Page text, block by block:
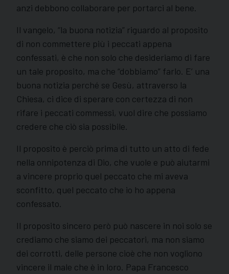
anzi debbono collaborare per portarci al bene.
Il vangelo, “la buona notizia” riguardo al proposito
di non commettere più i peccati appena
confessati, è che non solo che desideriamo di fare
un tale proposito, ma che “dobbiamo” farlo. E’ una
buona notizia perché se Gesù, attraverso la
Chiesa, ci dice di sperare con certezza di non
rifare i peccati commessi, vuol dire che possiamo
credere che ciò sia possibile.
Il proposito è perciò prima di tutto un atto di fede
nella onnipotenza di Dio, che vuole e può aiutarmi
a vincere proprio quel peccato che mi aveva
sconfitto, quel peccato che io ho appena
confessato.
Il proposito sincero però può nascere in noi solo se
crediamo che siamo dei peccatori, ma non siamo
dei corrotti, delle persone cioè che non vogliono
vincere il male che è in loro. Papa Francesco